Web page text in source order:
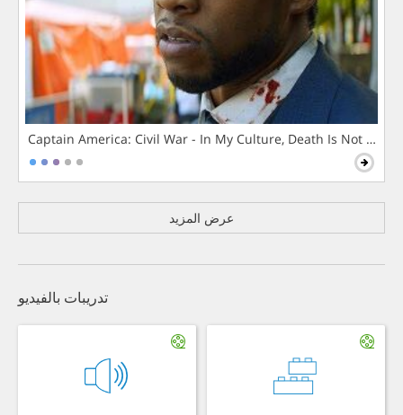
Captain America: Civil War - In My Culture, Death Is Not The
عرض المزيد
تدريبات بالفيديو